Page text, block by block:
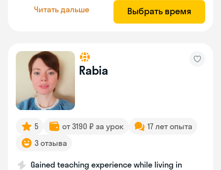
Читать дальше Выбрать время
Rabia
5 от 3190 ₽ за урок
17 лет опыта
3 отзыва
Gained teaching experience while living in